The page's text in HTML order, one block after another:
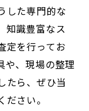
した専門的な
知識豊富なス
定を行ってお
や、現場の整理
たら、ぜひ当
さい。